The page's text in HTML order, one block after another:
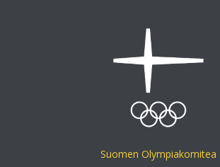
Suomen Olympiakomitea